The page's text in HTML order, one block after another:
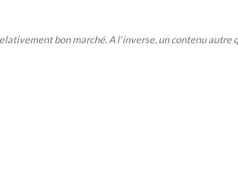
bon marché. A l'inverse, un contenu autre